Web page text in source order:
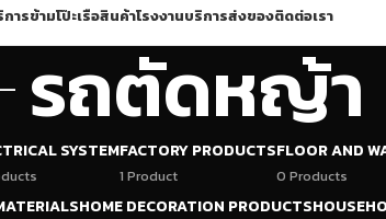
ารข้ามโป๊ะเรือสินค้าโรงงานบริการส่งของติดต่อเรา
รถตัดหญ้า
SYSTEMFACTORY PRODUCTS
1 Product
FLOOR AND
0 Products
HOME DECORATION PRODUCTS